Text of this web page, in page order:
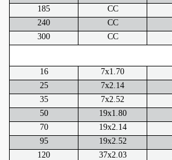
185
CC
240
CC
300
CC
16
7x1.70
25
7x2.14
35
7x2.52
50
19x1.80
70
19x2.14
95
19x2.52
120
37x2.03